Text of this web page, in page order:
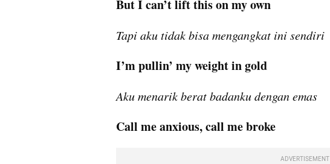
But I can’t lift this on my own
Tapi aku tidak bisa mengangkat ini sendiri
I’m pullin’ my weight in gold
Aku menarik berat badanku dengan emas
Call me anxious, call me broke
ADVERTISEMENT